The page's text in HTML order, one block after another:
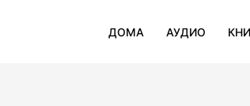
ДОМА АУДИО